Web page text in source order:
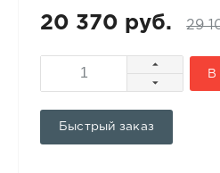
20 370 руб. 29
В
Быстрый заказ